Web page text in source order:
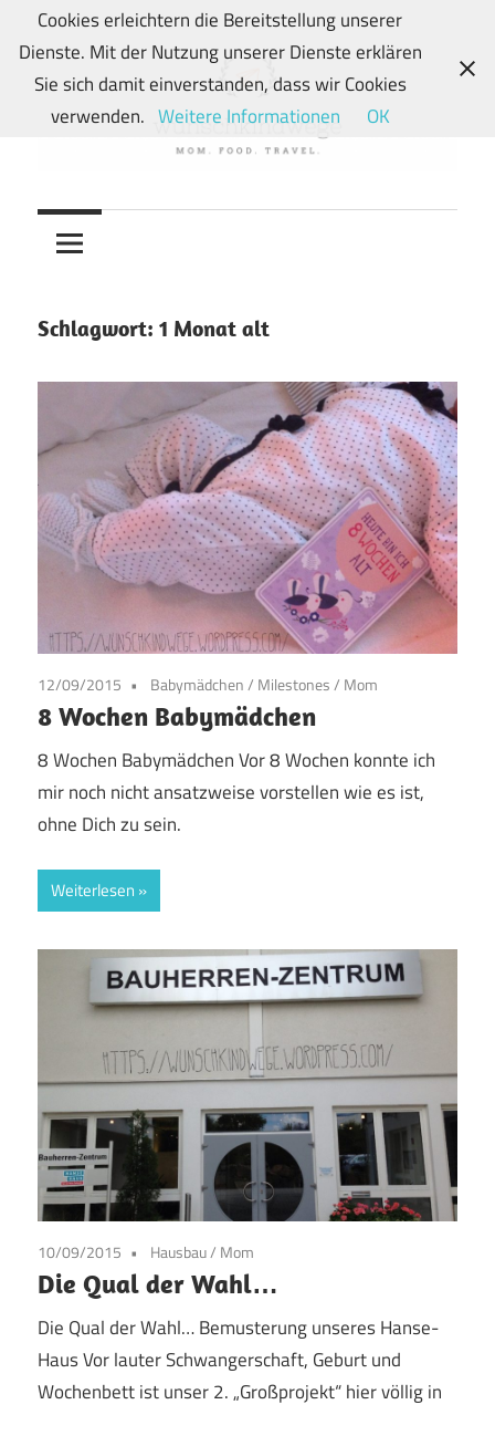
Zum
Inhalt
springen
wunschkindwege
Wunschkindern
und
Mein
und
Travelblog
Schlagwort: 1 Monat alt
12/09/2015 Babymädchen/ Milestones/ Mom
8 Wochen Babymädchen
8 Wochen Babymädchen Vor 8 Wochen konnte ich
mir noch nicht ansatzweise vorstellen wie es ist,
ohne Dich zu sein.
Weiterlesen
10/09/2015 Hausbau/ Mom
Die Qual der Wahl…
Die Qual der Wahl… Bemusterung unseres Hanse-
Haus Vor lauter Schwangerschaft, Geburt und
Wochenbett ist unser 2. „Großprojekt“ hier völlig in
Cookies erleichtern die Bereitstellung unserer
Dienste. Mit der Nutzung unserer Dienste erklären
Sie sich damit einverstanden, dass wir Cookies
verwenden. Weitere Informationen OK